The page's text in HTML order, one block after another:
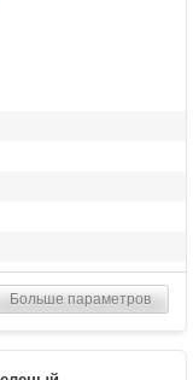
Больше параметров